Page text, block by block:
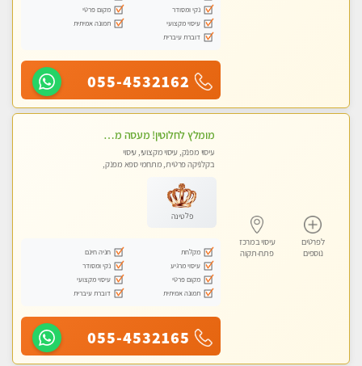
נקי ומסודר
מקום פרטי
עיסוי מקצועי
תמונה אמיתית
דוברת עיברית
055-4532162
לפרטים
נוספים
עיסוי במרכז
פתח-תקוה
מומלץ לחלוטין! מעסה מקצועית ואיכותית פרטי!!!
עיסוי מפנק, עיסוי מקצועי, עיסוי
בקלניקה פרטית, מתחמי ספא מפנק,
פלטינה
מקלחת
חניה חינם
עיסוי מרגיע
נקי ומסודר
מקום פרטי
עיסוי מקצועי
תמונה אמיתית
דוברת עיברית
055-4532165